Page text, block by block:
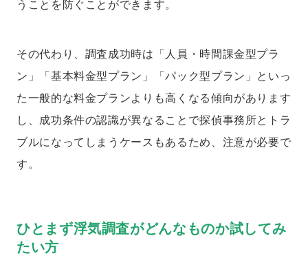
うことを防ぐことができます。
その代わり、調査成功時は「人員・時間課金型プラ
ン」「基本料金型プラン」「パック型プラン」といっ
た一般的な料金プランよりも高くなる傾向があります
し、成功条件の認識が異なることで探偵事務所とトラ
ブルになってしまうケースもあるため、注意が必要で
す。
ひとまず浮気調査がどんなものか試してみ
たい方